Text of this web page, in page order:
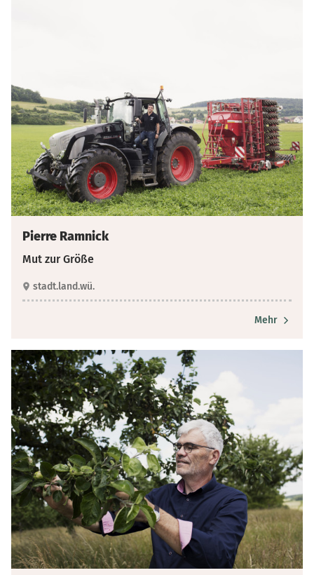
Pierre Ramnick
Mut zur Größe
stadt.land.wü.
Mehr